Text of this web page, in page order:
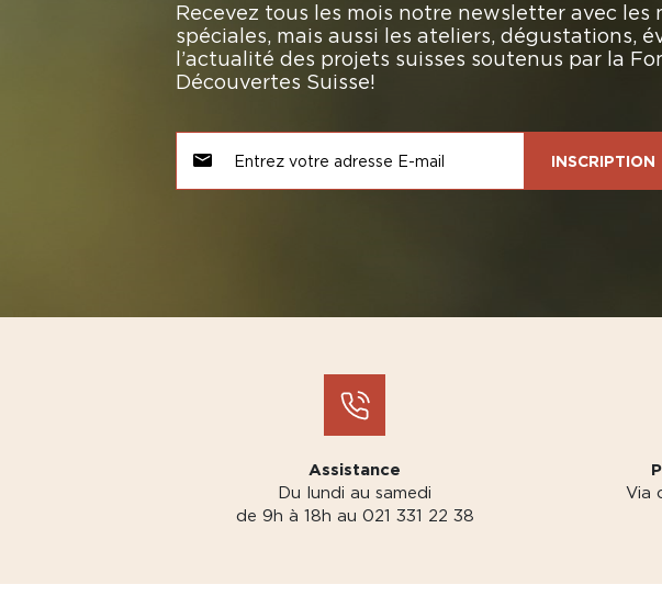
Recevez tous les mois notre newsletter avec les
spéciales, mais aussi les ateliers, dégustations,
l’actualité des projets suisses soutenus par la
Découvertes Suisse!
INSCRIPTION
Assistance
Du lundi au samedi
de 9h à 18h au 021 331 22 38
Via